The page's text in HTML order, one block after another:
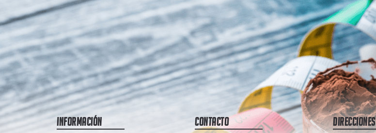
Información Contacto Direcciones